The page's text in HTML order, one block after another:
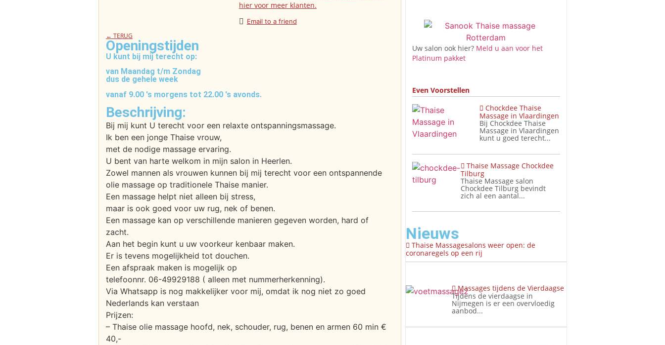
hier voor meer klanten.
Email to a friend
← TERUG
Openingstijden
U kunt bij mij terecht op:
van Maandag t/m Zondag
dus de gehele week
vanaf 9.00 's morgens tot 22.00 's avonds.
Beschrijving:
Bij mij kunt U terecht voor een relaxte ontspanningsmassage.
Ik ben een jonge Thaise vrouw,
met de nodige massage ervaring.
U bent van harte welkom in mijn salon in Heerlen.
Zowel mannen als vrouwen kunnen bij mij terecht voor een ontspannende
olie massage op traditionele Thaise manier.
Een massage helpt niet alleen bij stress,
maar is ook goed voor uw rug, nek of benen.
Een massage kan op verschillende manieren gegeven worden, hard of
zacht.
Aan het begin kunt u uw voorkeur kenbaar maken.
Er is tevens mogelijkheid tot douchen.
Een afspraak maken is mogelijk op
telefoonnr. 06-49929188 ( alleen met nummerherkenning).
Via Whatsapp is nog makkelijker voor mij, omdat ik nog niet zo goed
Nederlands kan verstaan
Prijzen:
– Thaise olie massage hoofd, nek, schouder, rug, benen en armen 60 min €
40,-
Uw salon ook hier? Meld u aan voor het
Platinum pakket
Even Voorstellen
Chockdee Thaise
Massage in Vlaardingen
Bij Chockdee Thaise
Massage in Vlaardingen
kunt u goed terecht...
Thaise Massage Chockdee
Tilburg
Thaise Massage salon
Chockdee Tilburg bevindt
zich al een aantal...
Nieuws
Thaise Massagesalons weer open: de
coronaregels op een rij
Massages tijdens de Vierdaagse
Tijdens de vierdaagse in
Nijmegen is er een overvloedig
aanbod...